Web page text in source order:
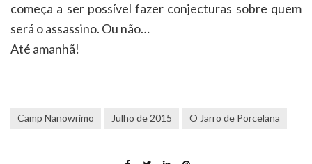
começa a ser possível fazer conjecturas sobre quem
será o assassino. Ou não…
Até amanhã!
Camp Nanowrimo Julho de 2015 O Jarro de Porcelana